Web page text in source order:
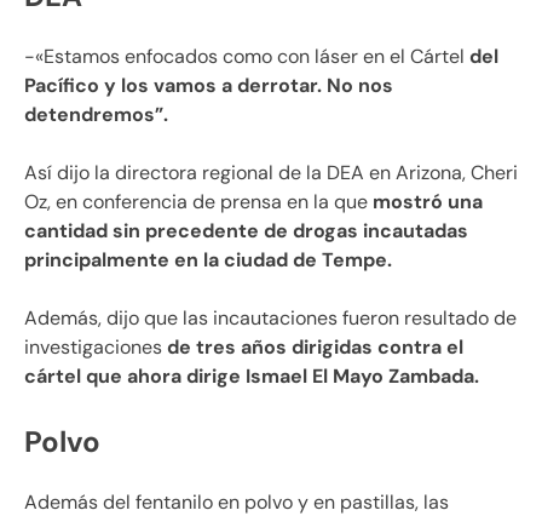
-«Estamos enfocados como con láser en el Cártel del
Pacífico y los vamos a derrotar. No nos
detendremos”.
Así dijo la directora regional de la DEA en Arizona, Cheri
Oz, en conferencia de prensa en la que mostró una
cantidad sin precedente de drogas incautadas
principalmente en la ciudad de Tempe.
Además, dijo que las incautaciones fueron resultado de
investigacionesde tres años dirigidas contra el
cártel que ahora dirige Ismael El Mayo Zambada.
Polvo
Además del fentanilo en polvo y en pastillas, las